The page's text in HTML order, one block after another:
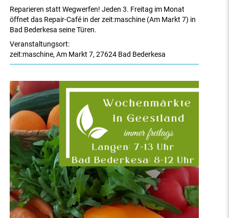
Veranstaltungsort:
zeit:maschine,Am Markt 7,27624 Bad Bederkesa
Reparieren statt Wegwerfen! Jeden 3. Freitag im Monat
öffnet das Repair-Café in der zeit:maschine (Am Markt 7) in
Bad Bederkesa seine Türen.